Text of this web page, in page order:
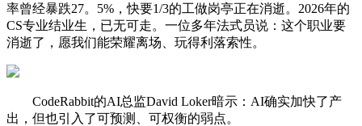
率曾经暴跌27。5%，快要1/3的工做岗亭正在消逝。2026年的
CS专业结业生，已无可走。一位多年法式员说：这个职业要
消逝了，愿我们能荣耀离场、玩得利落索性。
CodeRabbit的AI总监David Loker暗示：AI确实加快了产
出，但也引入了可预测、可权衡的弱点。